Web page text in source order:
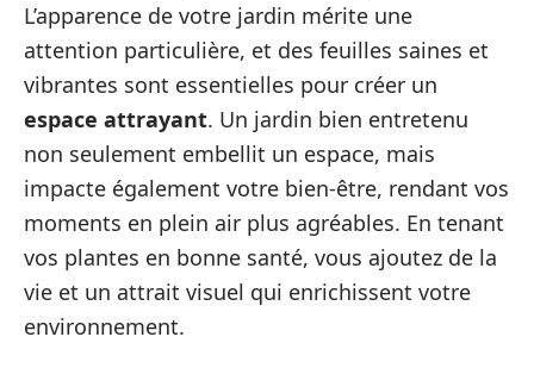
L’apparence de votre jardin mérite une
attention particulière, et des feuilles saines et
vibrantes sont essentielles pour créer un
espace attrayant. Un jardin bien entretenu
non seulement embellit un espace, mais
impacte également votre bien-être, rendant vos
moments en plein air plus agréables. En tenant
vos plantes en bonne santé, vous ajoutez de la
vie et un attrait visuel qui enrichissent votre
environnement.